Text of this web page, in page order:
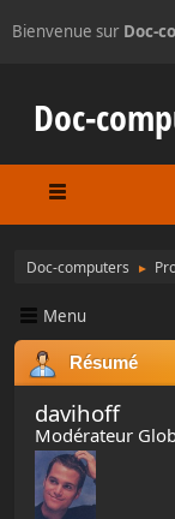
Bienvenue sur Doc-
Doc-
Doc-computers ►
Menu
Résumé
davihoff
Modérateur